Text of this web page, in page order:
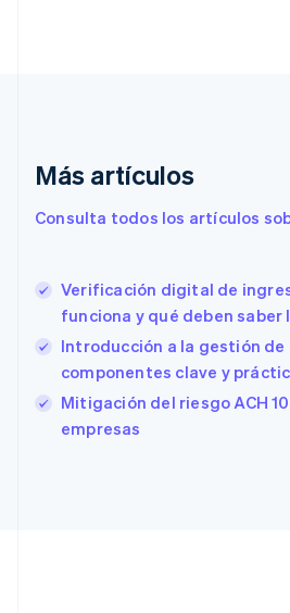
Más artículos
Consulta todos los artículos
Verificación digital de
funciona y qué deben saber
Introducción a la gestión de
componentes clave y
Mitigación del riesgo ACH
empresas
EnglishItaliano
EspañolEnglish
Estonia
Finlandia
English Svenska
Francia
Gibraltar
English